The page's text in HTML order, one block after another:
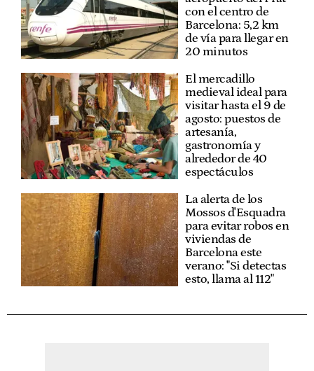
con el centro de
Barcelona: 5,2 km
de vía para llegar en
20 minutos
El mercadillo
medieval ideal para
visitar hasta el 9 de
agosto: puestos de
artesanía,
gastronomía y
alrededor de 40
espectáculos
La alerta de los
Mossos d'Esquadra
para evitar robos en
viviendas de
Barcelona este
verano: "Si detectas
esto, llama al 112"